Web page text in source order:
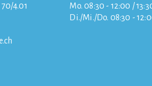
4.01
Mo. 08:30 - 12:00 /
Di./Mi./Do. 08:30 -